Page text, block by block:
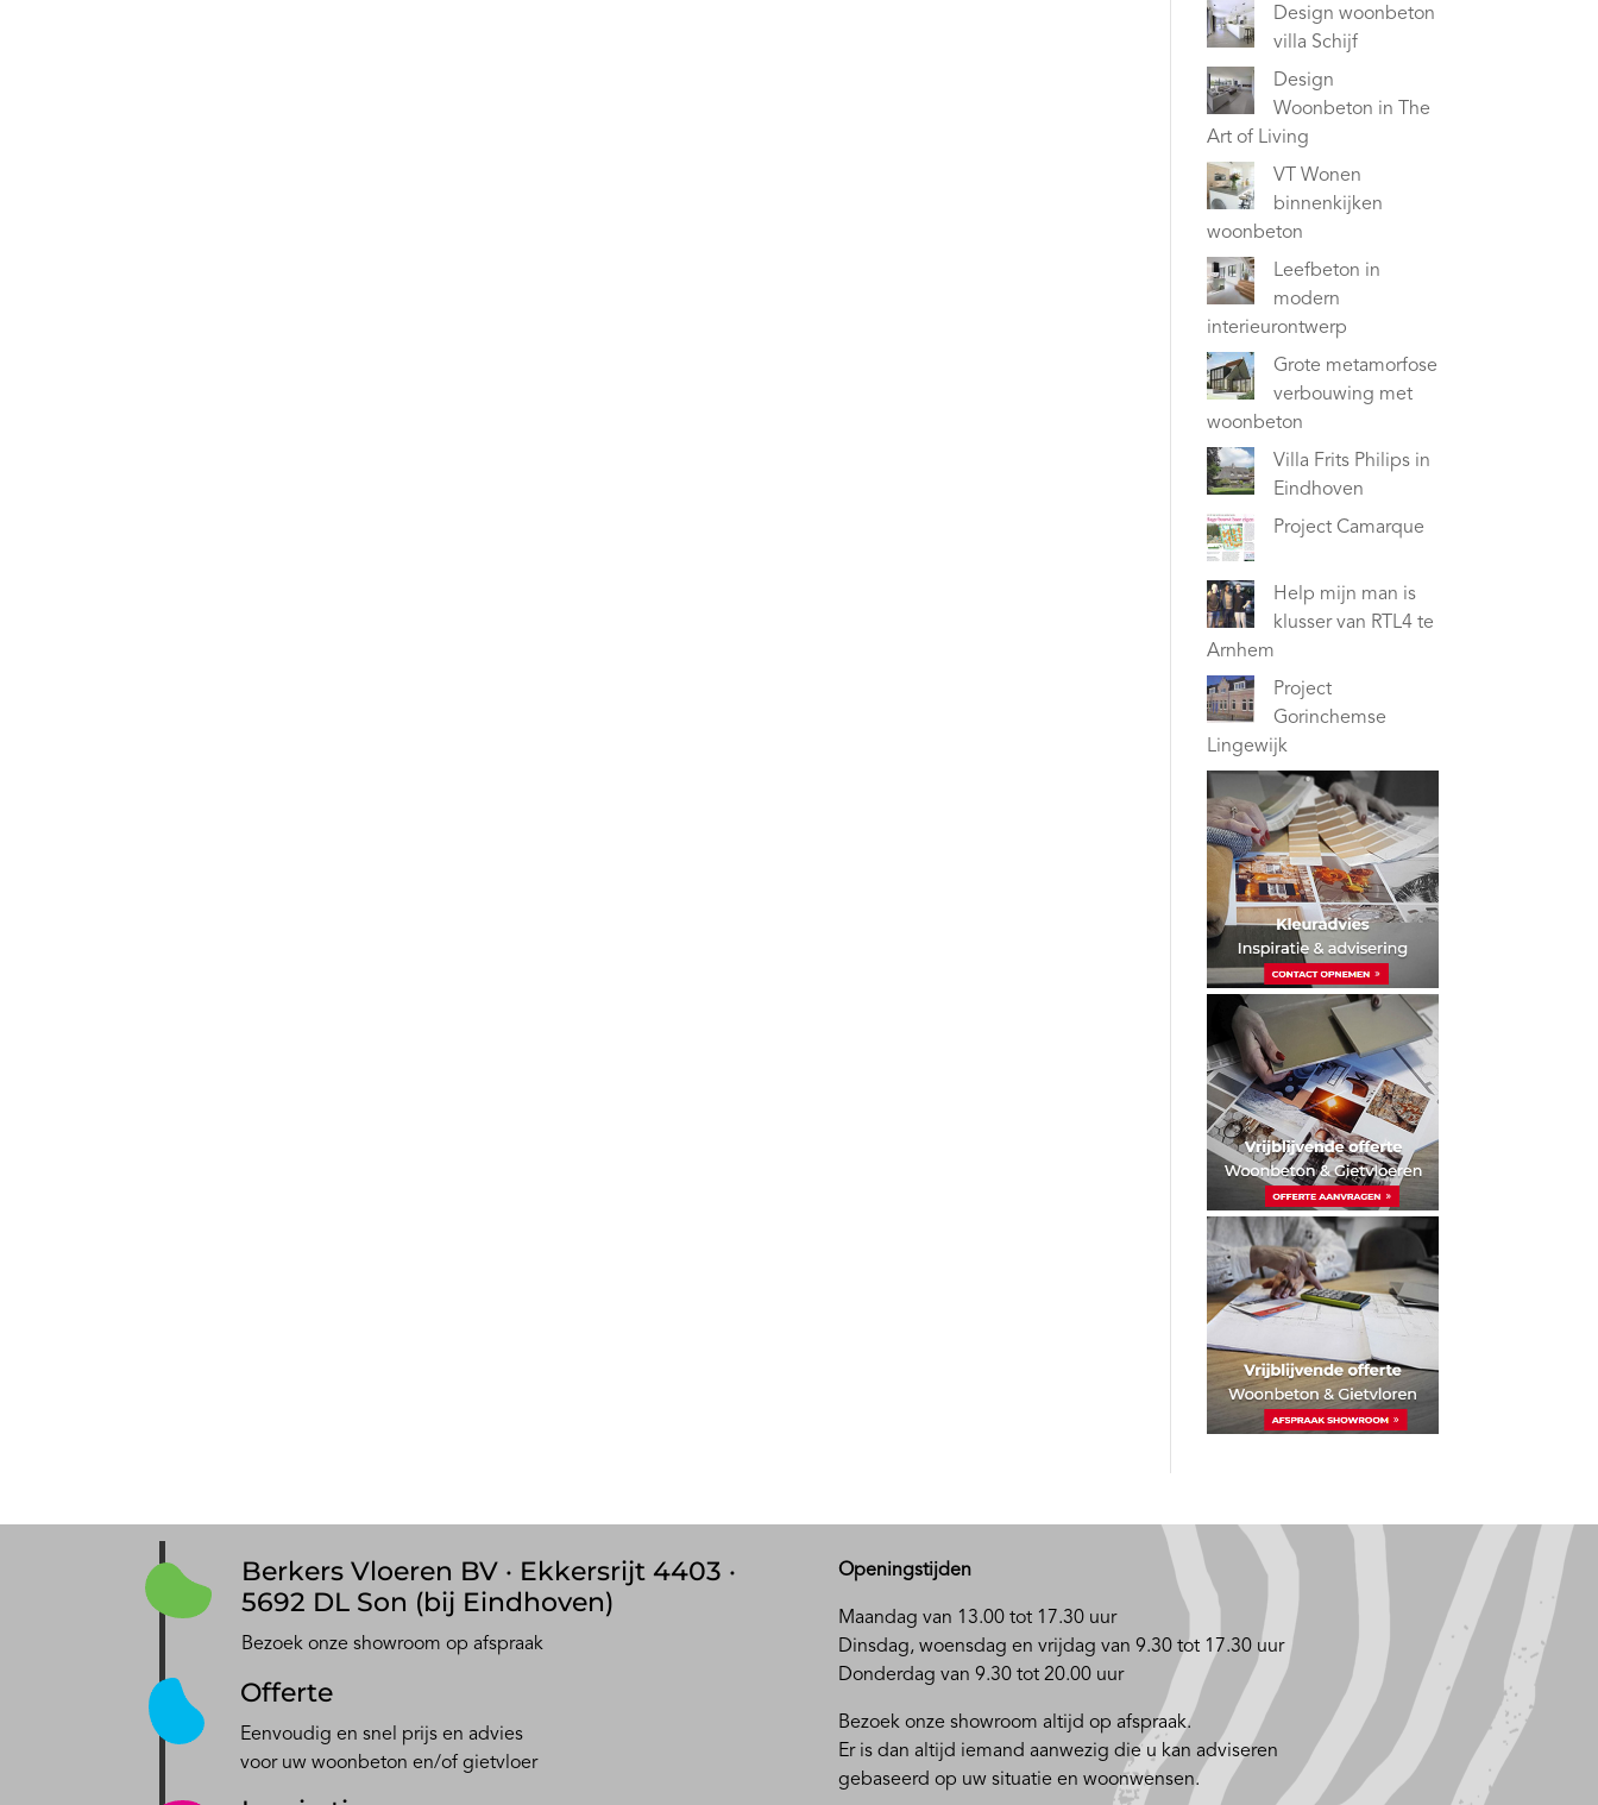
Design woonbeton
villa Schijf
Design
Woonbeton in The
Art of Living
VT Wonen
binnenkijken
woonbeton
Leefbeton in
modern
interieurontwerp
Grote metamorfose
verbouwing met
woonbeton
Villa Frits Philips in
Eindhoven
Project Camarque
Help mijn man is
klusser van RTL4 te
Arnhem
Project
Gorinchemse
Lingewijk
Berkers Vloeren BV · Ekkersrijt 4403 ·
5692 DL Son (bij Eindhoven)
Bezoek onze showroom op afspraak
Offerte
Eenvoudig en snel prijs en advies
voor uw woonbeton en/of gietvloer
Openingstijden
Maandag van 13.00 tot 17.30 uur
Dinsdag, woensdag en vrijdag van 9.30 tot 17.30 uur
Donderdag van 9.30 tot 20.00 uur
Bezoek onze showroom altijd op afspraak.
Er is dan altijd iemand aanwezig die u kan adviseren
gebaseerd op uw situatie en woonwensen.